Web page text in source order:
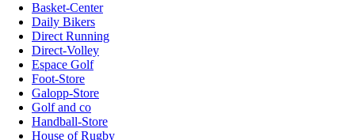
Basket-Center
Daily Bikers
Direct Running
Direct-Volley
Espace Golf
Foot-Store
Galopp-Store
Golf and co
Handball-Store
House of Rugby